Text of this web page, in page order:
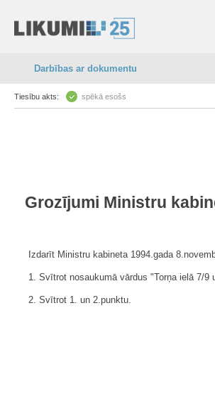
Darbības ar dokumentu
Tiesību akts: spēkā esošs
Grozījumi Ministru
Izdarīt Ministru kabineta 1994.gada
1. Svītrot nosaukumā vārdus "Torņa ielā 7/9
2. Svītrot 1. un 2.punktu.